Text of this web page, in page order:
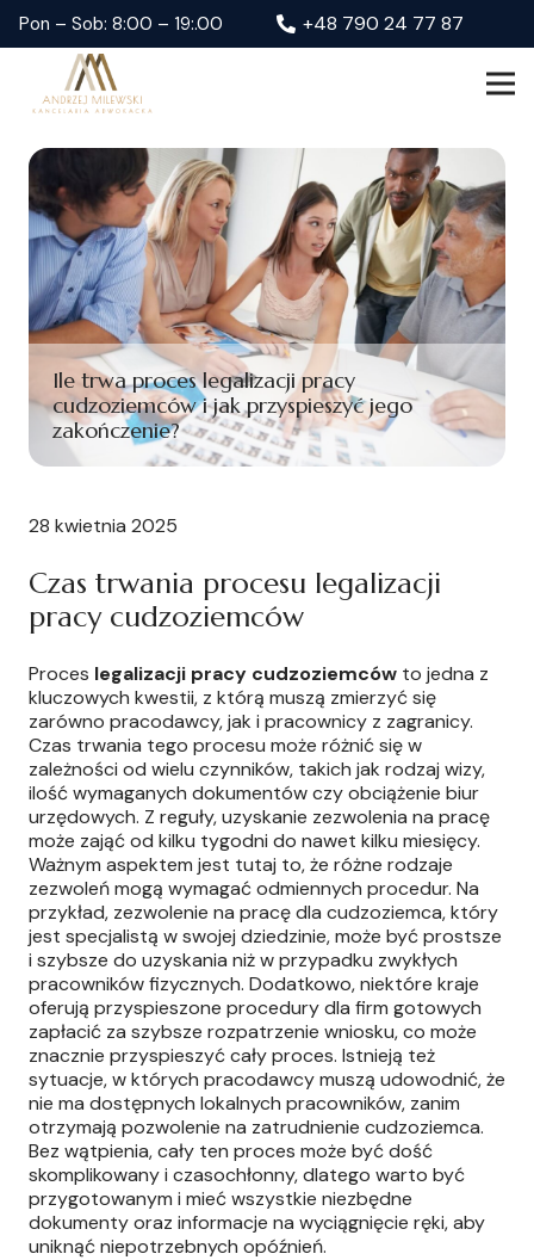
Pon – Sob: 8:00 – 19:.00 +48 790 24 77 87
Ile trwa proces legalizacji pracy
cudzoziemców i jak przyspieszyć jego
zakończenie?
28 kwietnia 2025
Czas trwania procesu legalizacji
pracy cudzoziemców
Proces legalizacji pracy cudzoziemców to jedna z
kluczowych kwestii, z którą muszą zmierzyć się
zarówno pracodawcy, jak i pracownicy z zagranicy.
Czas trwania tego procesu może różnić się w
zależności od wielu czynników, takich jak rodzaj wizy,
ilość wymaganych dokumentów czy obciążenie biur
urzędowych. Z reguły, uzyskanie zezwolenia na pracę
może zająć od kilku tygodni do nawet kilku miesięcy.
Ważnym aspektem jest tutaj to, że różne rodzaje
zezwoleń mogą wymagać odmiennych procedur. Na
przykład, zezwolenie na pracę dla cudzoziemca, który
jest specjalistą w swojej dziedzinie, może być prostsze
i szybsze do uzyskania niż w przypadku zwykłych
pracowników fizycznych. Dodatkowo, niektóre kraje
oferują przyspieszone procedury dla firm gotowych
zapłacić za szybsze rozpatrzenie wniosku, co może
znacznie przyspieszyć cały proces. Istnieją też
sytuacje, w których pracodawcy muszą udowodnić, że
nie ma dostępnych lokalnych pracowników, zanim
otrzymają pozwolenie na zatrudnienie cudzoziemca.
Bez wątpienia, cały ten proces może być dość
skomplikowany i czasochłonny, dlatego warto być
przygotowanym i mieć wszystkie niezbędne
dokumenty oraz informacje na wyciągnięcie ręki, aby
uniknąć niepotrzebnych opóźnień.